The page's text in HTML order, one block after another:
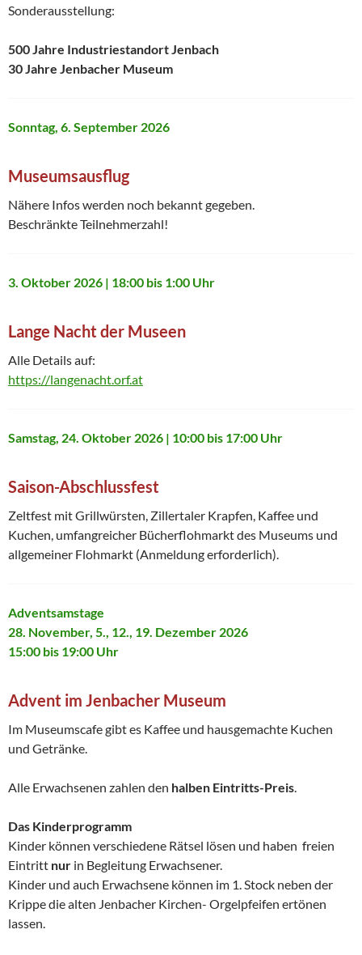
Sonderausstellung:
500 Jahre Industriestandort Jenbach
30 Jahre Jenbacher Museum
Sonntag, 6. September 2026
Museumsausflug
Nähere Infos werden noch bekannt gegeben.
Beschränkte Teilnehmerzahl!
3. Oktober 2026 | 18:00 bis 1:00 Uhr
Lange Nacht der Museen
Alle Details auf:
https://langenacht.orf.at
Samstag, 24. Oktober 2026 | 10:00 bis 17:00 Uhr
Saison-Abschlussfest
Zeltfest mit Grillwürsten, Zillertaler Krapfen, Kaffee und
Kuchen, umfangreicher Bücherflohmarkt des Museums und
allgemeiner Flohmarkt (Anmeldung erforderlich).
Adventsamstage
28. November, 5., 12., 19. Dezember 2026
15:00 bis 19:00 Uhr
Advent im Jenbacher Museum
Im Museumscafe gibt es Kaffee und hausgemachte Kuchen
und Getränke.
Alle Erwachsenen zahlen den halben Eintritts-Preis.
Das Kinderprogramm
Kinder können verschiedene Rätsel lösen und haben freien
Eintritt nur in Begleitung Erwachsener.
Kinder und auch Erwachsene können im 1. Stock neben der
Krippe die alten Jenbacher Kirchen- Orgelpfeifen ertönen
lassen.